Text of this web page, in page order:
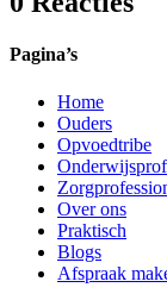
Pagina’s
Home
Ouders
Opvoedtribe
Over ons
Praktisch
Blogs
Afspraak